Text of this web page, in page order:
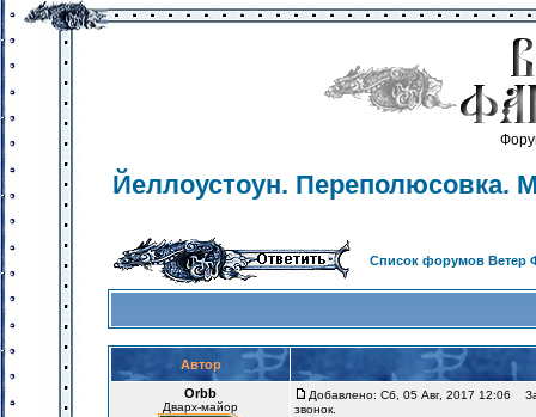
Йеллоустоун. Переполюсовка.
Список форумов Ветер
Автор
Orbb
Дварх-майор
Добавлено: Сб, 05 Авг, 2017 12:06
звонок.